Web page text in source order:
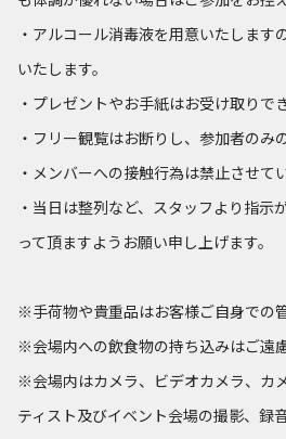
・アルコール消毒液を用意いたします
いたします。
・プレゼントやお手紙はお受け取りで
・フリー観覧はお断りし、参加者のみ
・メンバーへの接触行為は禁止させて
・当日は整列など、スタッフより指示
って頂ますようお願い申し上げます。
※手荷物や貴重品はお客様ご自身での
※会場内への飲食物の持ち込みはご遠
※会場内はカメラ、ビデオカメラ、カ
ティスト及びイベント会場の撮影、録